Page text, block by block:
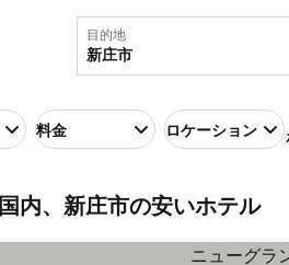
目的地
料金 ロケーション
国内、新庄市の安いホテル